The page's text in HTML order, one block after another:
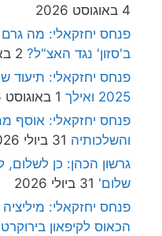
4 באוגוסט 2026
פנחס יחזקאלי: מה
ב'סזון' נגד האצ"ל? 2 באוגוסט 2026
פנחס יחזקאלי: תיעוד
2025 ואילך
1 באוגוסט 2026
פנחס יחזקאלי: אוסף
והשלכותיה 31 ביולי 2026
גרשון הכהן: כן
שלום' 31 ביולי 2026
פנחס יחזקאלי:
הכאוס לקיפאון